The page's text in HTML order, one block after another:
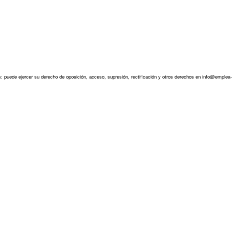
ejercer su derecho de oposición, acceso, supresión, rectificación y otros derechos en info@emplea-